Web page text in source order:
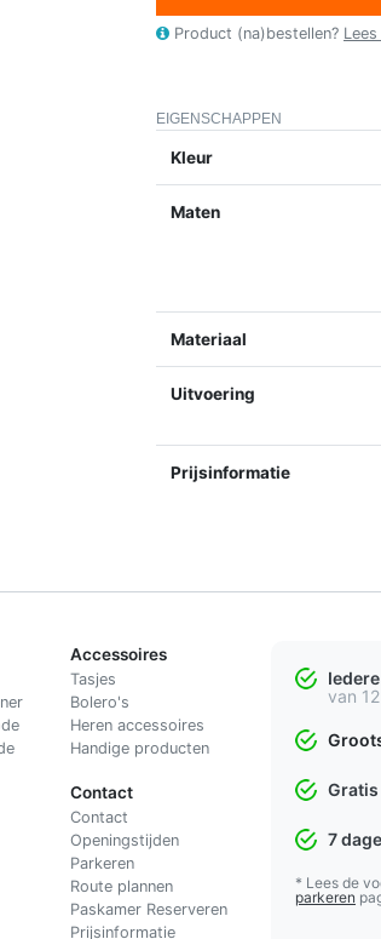
Product (na)bestellen?
EIGENSCHAPPEN
Kleur
Maten
Materiaal
Uitvoering
Prijsinformatie
Accessoires
Tasjes
Bolero's
Heren accessoires
Handige producten
Contact
Contact
Openingstijden
Parkeren
Route plannen
Paskamer Reserveren
Prijsinformatie
van
7
* Lees de
parkeren